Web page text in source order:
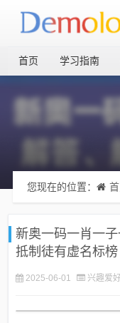
首页 学习指南
您现在的位置：
新奥一码一肖一
抵制徒有虚名标榜
2025-06-01 兴趣爱